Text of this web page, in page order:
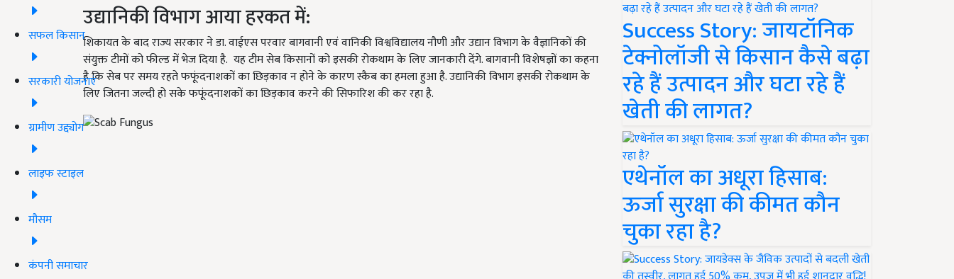
सफल किसान
सरकारी योजनाएं
ग्रामीण उद्द्योग
लाइफ स्टाइल
मौसम
कंपनी समाचार
उद्यानिकी विभाग आया हरकत में:
शिकायत के बाद राज्य सरकार ने डा. वाईएस परवार बागवानी एवं वानिकी विश्वविद्यालय नौणी और उद्यान विभाग के वैज्ञानिकों की
संयुक्त टीमों को फील्ड में भेज दिया है. यह टीम सेब किसानों को इसकी रोकथाम के लिए जानकारी देंगे. बागवानी विशेषज्ञों का कहना
है कि सेब पर समय रहते फफूंदनाशकों का छिड़काव न होने के कारण स्कैब का हमला हुआ है. उद्यानिकी विभाग इसकी रोकथाम के
लिए जितना जल्दी हो सके फफूंदनाशकों का छिड़काव करने की सिफारिश की कर रहा है.
Success Story: जायटॉनिक
टेक्नोलॉजी से किसान कैसे बढ़ा
रहे हैं उत्पादन और घटा रहे हैं
खेती की लागत?
एथेनॉल का अधूरा हिसाब:
ऊर्जा सुरक्षा की कीमत कौन
चुका रहा है?